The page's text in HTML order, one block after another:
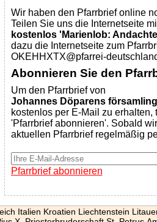
Wir haben den Pfarrbrief online
Teilen Sie uns die Internetseite
kostenlos 'Marienlob:
dazu die Internetseite zum
OKEHHXTX@pfarrei-
Abonnieren Sie den
Um den Pfarrbrief von
Johannes Döparens
kostenlos per E-Mail zu
'Pfarrbrief abonnieren'. Sobald
aktuellen Pfarrbrief regelmäßig
Pfarrbrief abonnieren
Italien Kroatien Liechtenstein